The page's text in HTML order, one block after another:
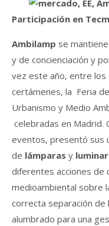
Participación en
Ambilamp se
y de concienciación y
vez este año, entre los
certámenes, la Feria
Urbanismo y Medio
celebradas en Madrid.
eventos, presentó sus
de lámparas y
diferentes acciones de
medioambiental sobre
correcta separación de
alumbrado para una